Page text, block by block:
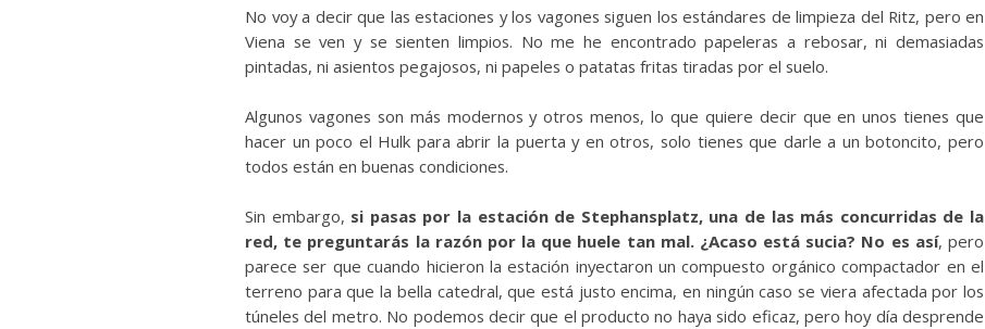
No voy a decir que las estaciones y los vagones siguen los estándares de limpieza del Ritz, pero en
Viena se ven y se sienten limpios. No me he encontrado papeleras a rebosar, ni demasiadas
pintadas, ni asientos pegajosos, ni papeles o patatas fritas tiradas por el suelo.
Algunos vagones son más modernos y otros menos, lo que quiere decir que en unos tienes que
hacer un poco el Hulk para abrir la puerta y en otros, solo tienes que darle a un botoncito, pero
todos están en buenas condiciones.
Sin embargo, si pasas por la estación de Stephansplatz, una de las más concurridas de la
red, te preguntarás la razón por la que huele tan mal. ¿Acaso está sucia? No es así, pero
parece ser que cuando hicieron la estación inyectaron un compuesto orgánico compactador en el
terreno para que la bella catedral, que está justo encima, en ningún caso se viera afectada por los
túneles del metro. No podemos decir que el producto no haya sido eficaz, pero hoy día desprende